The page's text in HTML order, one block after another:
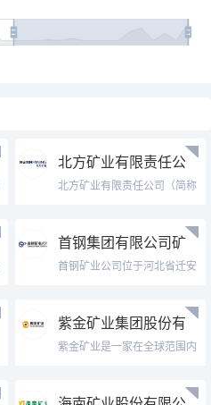
北方矿业有限责任公
司Norin Mini
北方矿业有限责任公司（简称
区，注册资本人民币40亿元，
主要致力于全球矿产资源开发
建设及运营、矿产品贸易...
首钢集团有限公司矿
业公司官网Shouga
首钢矿业公司位于河北省迁安
来，经过几十年的生产建设，
已发展成为以采矿、选矿为主
业，兼营矿山装备制造、矿
紫金矿业集团股份有
限公司Zijin Mi
紫金矿业是一家在全球范围内
（601899.SH）和香港H股